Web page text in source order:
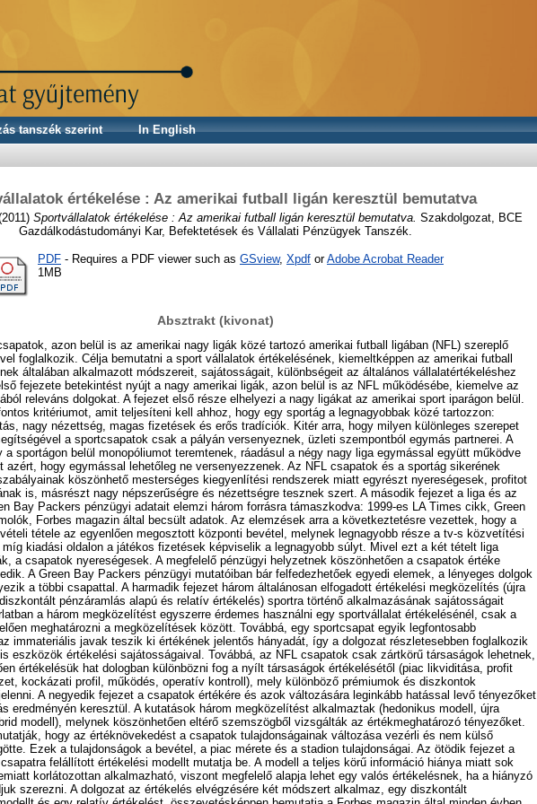
tanszék szerint
In English
értékelése : Az amerikai futball ligán keresztül bemutatva
Sportvállalatok értékelése : Az amerikai futball ligán keresztül bemutatva. Szakdolgozat, BCE
Gazdálkodástudományi Kar, Befektetések és Vállalati Pénzügyek Tanszék.
PDF - Requires a PDF viewer such as GSview, Xpdf orAdobe Acrobat Reader
1MB
Absztrakt (kivonat)
azon belül is az amerikai nagy ligák közé tartozó amerikai futball ligában (NFL) szereplő
foglalkozik. Célja bemutatni a sport vállalatok értékelésének, kiemeltképpen az amerikai futball
általában alkalmazott módszereit, sajátosságait, különbségeit az általános vállalatértékeléshez
fejezete betekintést nyújt a nagy amerikai ligák, azon belül is az NFL működésébe, kiemelve az
releváns dolgokat. A fejezet első része elhelyezi a nagy ligákat az amerikai sport iparágon belül.
kritériumot, amit teljesíteni kell ahhoz, hogy egy sportág a legnagyobbak közé tartozzon:
nagy nézettség, magas fizetések és erős tradíciók. Kitér arra, hogy milyen különleges szerepet
a sportcsapatok csak a pályán versenyeznek, üzleti szempontból egymás partnerei. A
a sportágon belül monopóliumot teremtenek, ráadásul a négy nagy liga egymással együtt működve
azért, hogy egymással lehetőleg ne versenyezzenek. Az NFL csapatok és a sportág sikerének
köszönhető mesterséges kiegyenlítési rendszerek miatt egyrészt nyereségesek, profitot
is, másrészt nagy népszerűségre és nézettségre tesznek szert. A második fejezet a liga és az
Bay Packers pénzügyi adatait elemzi három forrásra támaszkodva: 1999-es LA Times cikk, Green
Forbes magazin által becsült adatok. Az elemzések arra a következtetésre vezettek, hogy a
tétele az egyenlően megosztott központi bevétel, melynek legnagyobb része a tv-s közvetítési
kiadási oldalon a játékos fizetések képviselik a legnagyobb súlyt. Mivel ezt a két tételt liga
a csapatok nyereségesek. A megfelelő pénzügyi helyzetnek köszönhetően a csapatok értéke
A Green Bay Packers pénzügyi mutatóiban bár felfedezhetőek egyedi elemek, a lényeges dolgok
a többi csapattal. A harmadik fejezet három általánosan elfogadott értékelési megközelítés (újra
pénzáramlás alapú és relatív értékelés) sportra történő alkalmazásának sajátosságait
a három megközelítést egyszerre érdemes használni egy sportvállalat értékelésénél, csak a
meghatározni a megközelítések között. Továbbá, egy sportcsapat egyik legfontosabb
immateriális javak teszik ki értékének jelentős hányadát, így a dolgozat részletesebben foglalkozik
eszközök értékelési sajátosságaival. Továbbá, az NFL csapatok csak zártkörű társaságok lehetnek,
értékelésük hat dologban különbözni fog a nyílt társaságok értékelésétől (piac likviditása, profit
kockázati profil, működés, operatív kontroll), mely különböző prémiumok és diszkontok
A negyedik fejezet a csapatok értékére és azok változására leginkább hatással levő tényezőket
eredményén keresztül. A kutatások három megközelítést alkalmaztak (hedonikus modell, újra
modell), melynek köszönhetően eltérő szemszögből vizsgálták az értékmeghatározó tényezőket.
hogy az értéknövekedést a csapatok tulajdonságainak változása vezérli és nem külső
Ezek a tulajdonságok a bevétel, a piac mérete és a stadion tulajdonságai. Az ötödik fejezet a
felállított értékelési modellt mutatja be. A modell a teljes körű információ hiánya miatt sok
korlátozottan alkalmazható, viszont megfelelő alapja lehet egy valós értékelésnek, ha a hiányzó
szerezni. A dolgozat az értékelés elvégzésére két módszert alkalmaz, egy diszkontált